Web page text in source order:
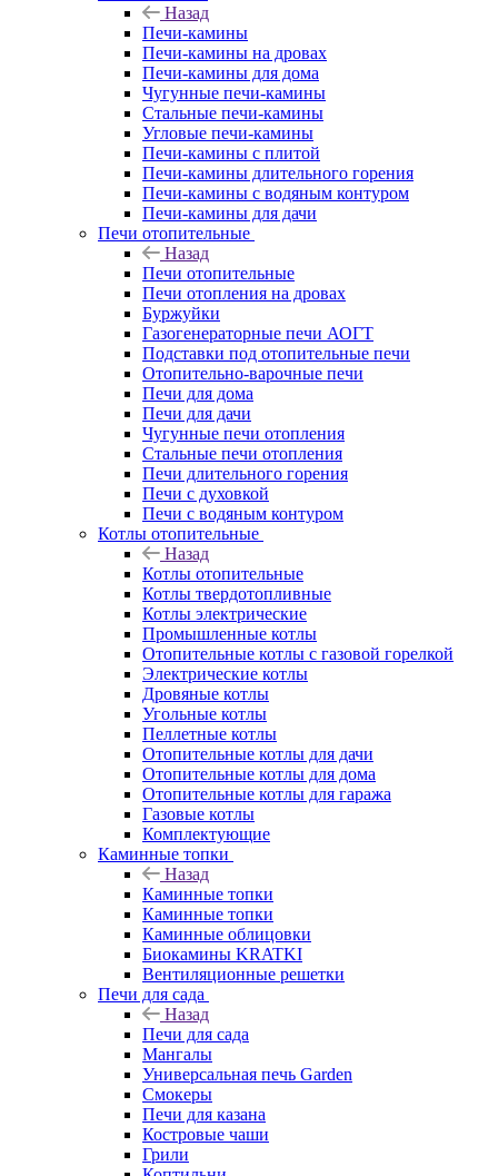
Назад
Печи-камины
Печи-камины на дровах
Печи-камины для дома
Чугунные печи-камины
Стальные печи-камины
Угловые печи-камины
Печи-камины с плитой
Печи-камины длительного горения
Печи-камины с водяным контуром
Печи-камины для дачи
Печи отопительные
Назад
Печи отопительные
Печи отопления на дровах
Буржуйки
Газогенераторные печи АОГТ
Подставки под отопительные печи
Отопительно-варочные печи
Печи для дома
Печи для дачи
Чугунные печи отопления
Стальные печи отопления
Печи длительного горения
Печи с духовкой
Печи с водяным контуром
Котлы отопительные
Назад
Котлы отопительные
Котлы твердотопливные
Котлы электрические
Промышленные котлы
Отопительные котлы с газовой горелкой
Электрические котлы
Дровяные котлы
Угольные котлы
Пеллетные котлы
Отопительные котлы для дачи
Отопительные котлы для дома
Отопительные котлы для гаража
Газовые котлы
Комплектующие
Каминные топки
Назад
Каминные топки
Каминные топки
Каминные облицовки
Биокамины KRATKI
Вентиляционные решетки
Печи для сада
Назад
Печи для сада
Мангалы
Универсальная печь Garden
Смокеры
Печи для казана
Костровые чаши
Грили